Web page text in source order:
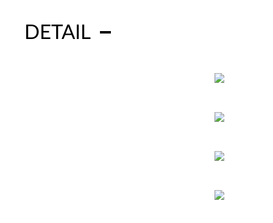
DETAIL